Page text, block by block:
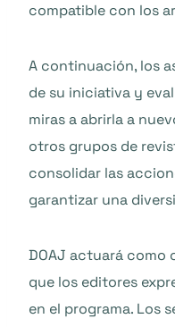
compatible con los
A continuación, los
de su iniciativa y
miras a abrirla a
otros grupos de
consolidar las
garantizar una
DOAJ actuará
que los editores
en el programa. Los